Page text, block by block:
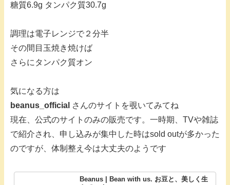
糖質6.9g タンパク質30.7g
調理は電子レンジで２分半
その間目玉焼き焼けば
さらにタンパク質オン
気になる方は
beanus_official さんのサイトを覗いてみてね
現在、公式のサイトのみの販売です。一時期、TVや雑誌
で紹介され、申し込みが集中した時はsold outが多かった
のですが、体制整え今は大丈夫のようです
Beanus | Bean with us. お豆と、美しく生